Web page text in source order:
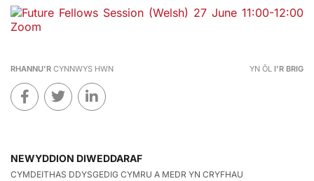
RHANNU'R CYNNWYS HWN YN ÔL I'R BRIG
NEWYDDION DIWEDDARAF
CYMDEITHAS DDYSGEDIG CYMRU A MEDR YN CRYFHAU